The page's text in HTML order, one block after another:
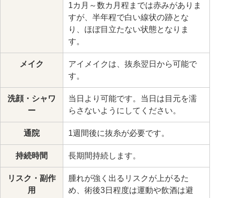
1カ月～数カ月程までは赤みがありま
すが、半年程で白い線状の跡とな
り、ほぼ目立たない状態となりま
す。
メイク
アイメイクは、抜糸翌日から可能で
す。
洗顔・シャワ
ー
当日より可能です。当日は目元を濡
らさないようにしてください。
通院 1週間後に抜糸が必要です。
持続時間 長期間持続します。
リスク・副作
用
腫れが強く出るリスクが上がるた
め、術後3日程度は運動や飲酒は避